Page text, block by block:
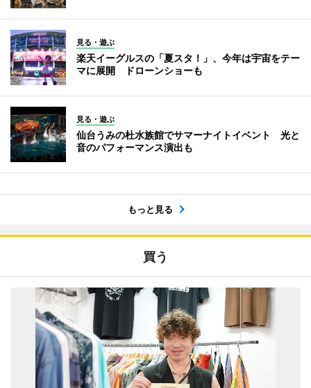
見る・遊ぶ
楽天イーグルスの「夏スタ！」、今年は宇宙をテー
マに展開 ドローンショーも
見る・遊ぶ
仙台うみの杜水族館でサマーナイトイベント 光と
音のパフォーマンス演出も
もっと見る
買う